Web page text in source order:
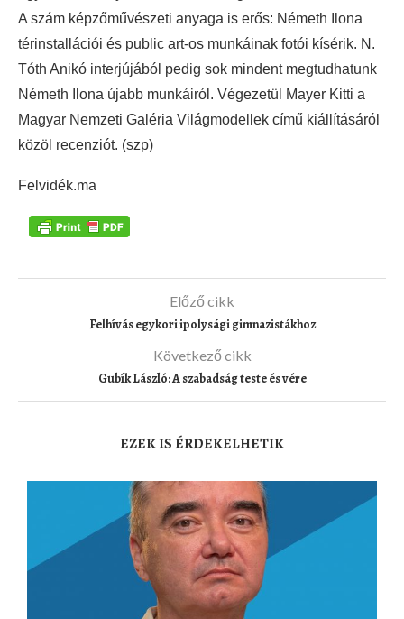
A szám képzőművészeti anyaga is erős: Németh Ilona
térinstallációi és public art-os munkáinak fotói kísérik. N.
Tóth Anikó interjújából pedig sok mindent megtudhatunk
Németh Ilona újabb munkáiról. Végezetül Mayer Kitti a
Magyar Nemzeti Galéria Világmodellek című kiállításáról
közöl recenziót. (szp)
Felvidék.ma
Előző cikk
Felhívás egykori ipolysági gimnazistákhoz
Következő cikk
Gubík László: A szabadság teste és vére
EZEK IS ÉRDEKELHETIK